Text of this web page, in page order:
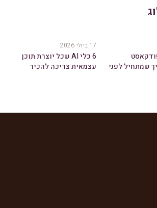
שמתחיל לפני
17 ביולי 2026
6 כלי AI שכל יוצרת תוכן
עצמאית צריכה להכיר